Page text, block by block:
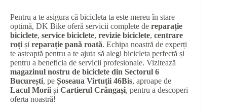
Pentru a te asigura că bicicleta ta este mereu în stare
optimă, DK Bike oferă servicii complete de reparație
biciclete, service biciclete, revizie biciclete, centrare
roți și reparație pană roată. Echipa noastră de experți
te așteaptă pentru a te ajuta să alegi bicicleta perfectă și
pentru a beneficia de servicii profesionale. Vizitează
magazinul nostru de biciclete din Sectorul 6
București, pe Șoseaua Virtuții 46Bis, aproape de
Lacul Morii și Cartierul Crângași, pentru a descoperi
oferta noastră!